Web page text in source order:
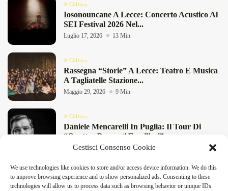
Gestisci Consenso Cookie
We use technologies like cookies to store and/or access device information. We do this
to improve browsing experience and to show personalized ads. Consenting to these
technologies will allow us to process data such as browsing behavior or unique IDs
Cultura
Iosonouncane A Lecce: Concerto Acustico Al
SEI Festival 2026 Nel...
Luglio 17, 2026 13 Min
Cultura
Rassegna “Storie” A Lecce: Teatro E Musica
A Tagliatelle Stazione...
Maggio 29, 2026 9 Min
Cultura
Daniele Mencarelli In Puglia: Il Tour Di
“Quattro Presunti Familiari”...
Maggio 27, 2026 8 Min
“Pensieri Divergenti” A Lecce: Nabil Bey